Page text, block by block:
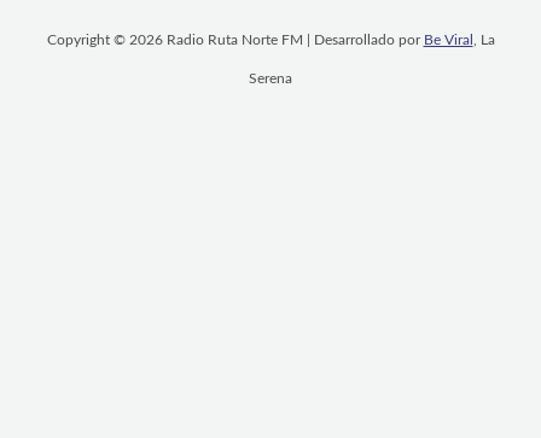
Copyright © 2026 Radio Ruta Norte FM | Desarrollado por Be Viral , La
Serena